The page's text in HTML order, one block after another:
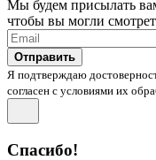
Мы будем присылать
чтобы вы могли
Отправить
Я подтверждаю
согласен с условиями их
Спасибо!